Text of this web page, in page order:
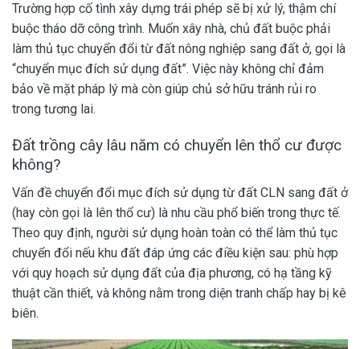
Trường hợp cố tình xây dựng trái phép sẽ bị xử lý, thậm chí
buộc tháo dỡ công trình. Muốn xây nhà, chủ đất buộc phải
làm thủ tục chuyển đổi từ đất nông nghiệp sang đất ở, gọi là
“chuyển mục đích sử dụng đất”. Việc này không chỉ đảm
bảo về mặt pháp lý mà còn giúp chủ sở hữu tránh rủi ro
trong tương lai.
Đất trồng cây lâu năm có chuyển lên thổ cư được
không?
Vấn đề chuyển đổi mục đích sử dụng từ đất CLN sang đất ở
(hay còn gọi là lên thổ cư) là nhu cầu phổ biến trong thực tế.
Theo quy định, người sử dụng hoàn toàn có thể làm thủ tục
chuyển đổi nếu khu đất đáp ứng các điều kiện sau: phù hợp
với quy hoạch sử dụng đất của địa phương, có hạ tầng kỹ
thuật cần thiết, và không nằm trong diện tranh chấp hay bị kê
biên.